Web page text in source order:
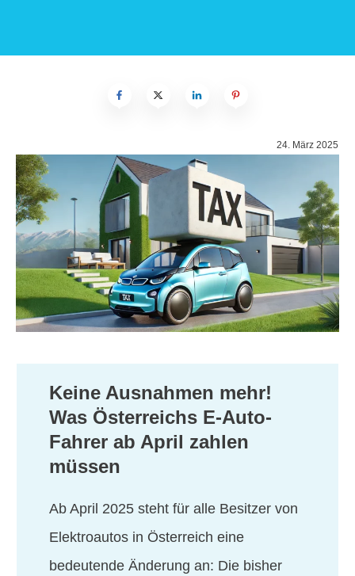
24. März 2025
Keine Ausnahmen mehr!
Was Österreichs E-Auto-
Fahrer ab April zahlen
müssen
Ab April 2025 steht für alle Besitzer von
Elektroautos in Österreich eine
bedeutende Änderung an: Die bisher